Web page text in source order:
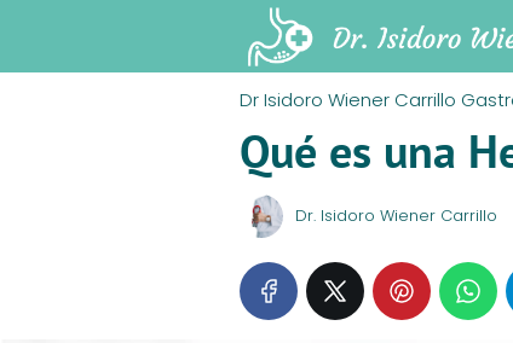
Dr Isidoro Wiener Carrillo
Qué es una
Dr. Isidoro Wiener Carrillo